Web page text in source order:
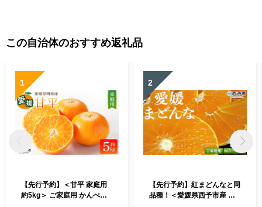
この自治体のおすすめ返礼品
1
【先行予約】＜甘平 家庭用
約5kg＞ ご家庭用 かんぺい
2
【先行予約】紅まどんなと同
品種！＜愛媛県西予市産 愛